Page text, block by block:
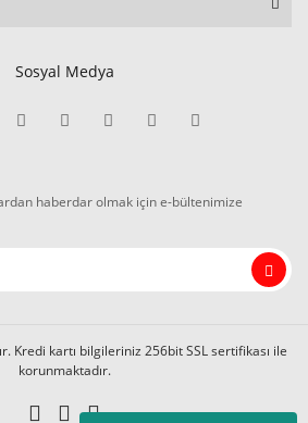
Sosyal Medya
haberdar olmak için e-bültenimize
Kredi kartı bilgileriniz 256bit SSL sertifikası ile
korunmaktadır.